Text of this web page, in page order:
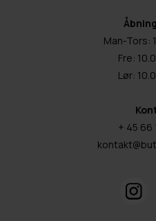
Man-Tors:
Fre:
Lør:
+ 45 66